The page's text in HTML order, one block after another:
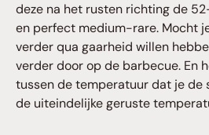
deze na het rusten richting de
en perfect medium-rare. Mocht
verder qua gaarheid willen
verder door op de barbecue. En
tussen de temperatuur dat je de
de uiteindelijke geruste